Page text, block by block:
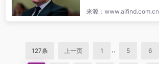
来源：www.aifind.com.cn
127条 上一页 1 .. 5 6